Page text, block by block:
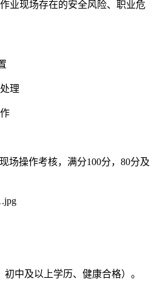
业现场存在的安全风险、职业危
理
场操作考核，满分100分，80分及
中及以上学历、健康合格）。